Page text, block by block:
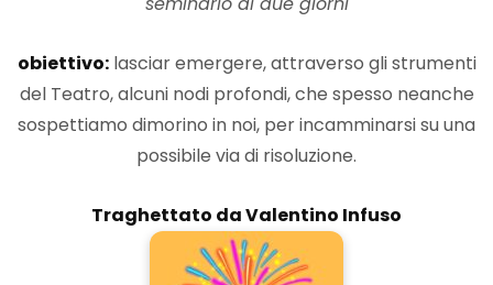
obiettivo:lasciar emergere, attraverso gli strumenti
del Teatro, alcuni nodi profondi, che spesso neanche
sospettiamo dimorino in noi, per incamminarsi su una
possibile via di risoluzione.
Traghettato da Valentino Infuso